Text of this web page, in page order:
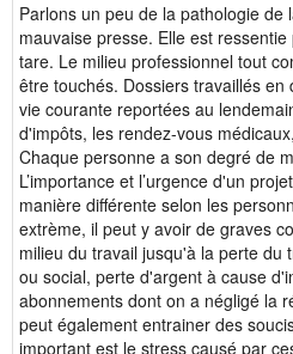
Parlons un peu de la pathologie de
mauvaise presse. Elle est
tare. Le milieu professionnel tout
être touchés. Dossiers travaillés
vie courante reportées au
d'impôts, les rendez-vous
Chaque personne a son degré de
L’importance et l’urgence d'un
manière différente selon les
extrème, il peut y avoir de graves
milieu du travail jusqu'à la perte du
ou social, perte d'argent à cause
abonnements dont on a négligé la
peut également entrainer des
important est le stress causé par